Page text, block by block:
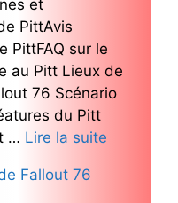
et
PittAvis
PittFAQ sur le
au Pitt Lieux de
76 Scénario
du Pitt
… Lire la suite
Fallout 76